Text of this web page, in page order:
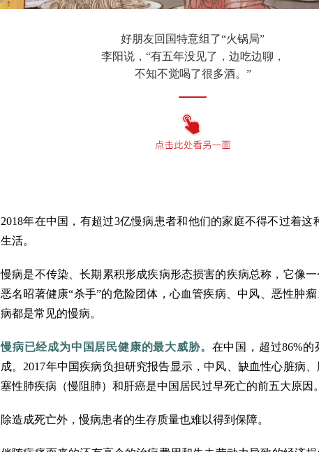
好朋友回国特意组了“火锅局”
李阳说，“有五年没见了，边吃边聊，
不知不觉喝了很多酒。”
呼吸短促、胸口疼痛、倒地，仿佛都发生在一瞬间
李阳回想起来仍心有余悸
2018年在中国，有超过3亿慢病患者和他们的家庭不得不过着这
生活。
慢病是不传染、长期累积形成疾病形态损害的疾病总称，它像
恶名昭著健康“杀手”的危险团体，心血管疾病、中风、恶性肿
病都是常见的慢病。
慢病已经成为中国居民健康的最大威胁。 在中国，超过86%的
成。2017年中国疾病负担研究报告显示，中风、缺血性心脏病
塞性肺疾病（慢阻肺）和肝癌是中国居民过早死亡的前五大原因。
除造成死亡外，慢病患者的生存质量也难以得到保障。